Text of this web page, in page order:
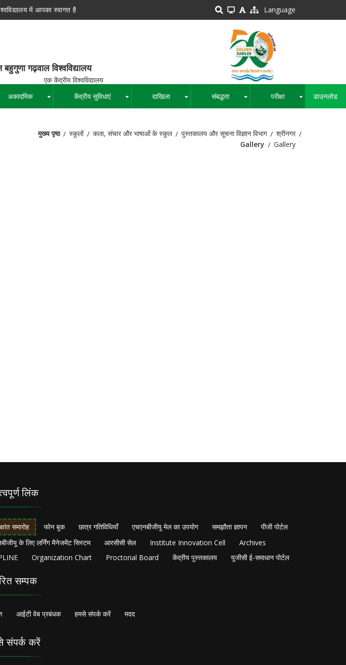
में आपका स्वागत है Language
अकादमिक केंद्रीय सुविधाएं दाखिला संबद्धता परीक्षा डाउनलोड
मुख्य पृष्ठ स्कूलों कला, संचार और भाषाओं के स्कूल पुस्तकालय और सूचना विज्ञान विभाग
श्रीनगर
Gallery
Gallery
लिंक
समारोह फोन बुक छात्र गतिविधियाँ एचएनबीजीयू मेल का उपयोग समझौता ज्ञापन
पीजी पोर्टल
के लिए लर्निंग मैनेजमेंट सिस्टम आरसीसी सेल Institute Innovation Cell
Archives
Organization Chart Proctorial Board केंद्रीय पुस्तकालय यूजीसी ई-समाधान पोर्टल
सम्पक
आईटी वेब प्रबंधक हमसे संपर्क करें मदद
संपर्क करें